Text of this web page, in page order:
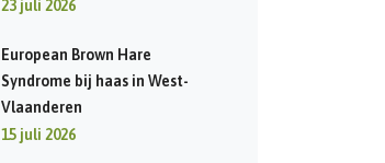
23 juli 2026
European Brown Hare
Syndrome bij haas in West-
Vlaanderen
15 juli 2026